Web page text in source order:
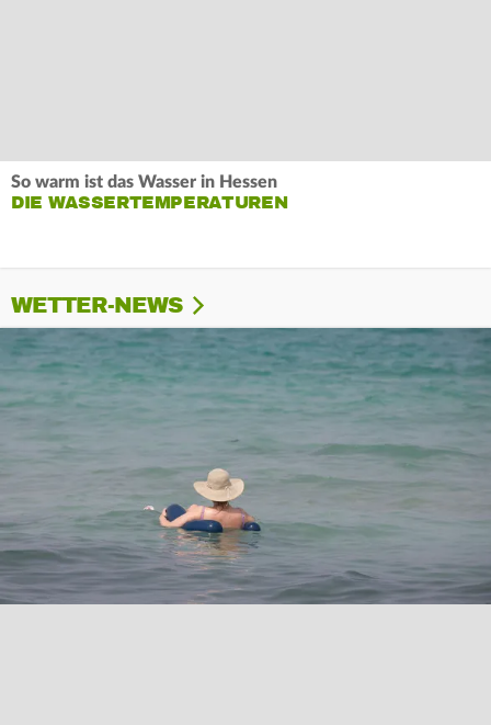
So warm ist das Wasser in Hessen
DIE WASSERTEMPERATUREN
WETTER-NEWS